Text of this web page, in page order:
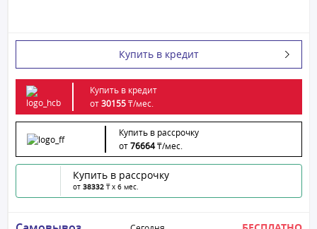
Купить в кредит
Купить в кредит
от30155₸/мес.
Купить в рассрочку
от76664₸/мес.
Купить в рассрочку
от 38332 ₸ x 6 мес.